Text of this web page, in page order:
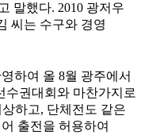
고 말했다. 2010 광저우
씨는 수구와 경영
하여 올 8월 광주에서
수권대회와 마찬가지로
하고, 단체전도 같은
출전을 허용하여